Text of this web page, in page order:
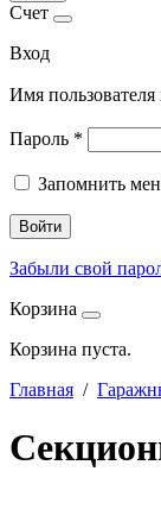
Счет
Вход
Имя
Пароль *
Запомнить
Войти
Забыли свой
Корзина
Корзина пуста.
Главная /